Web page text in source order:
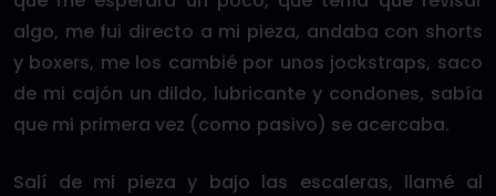
algo, me fui directo a mi pieza, andaba con shorts
y boxers, me los cambié por unos jockstraps, saco
de mi cajón un dildo, lubricante y condones, sabía
que mi primera vez (como pasivo) se acercaba.
Salí de mi pieza y bajo las escaleras, llamé al